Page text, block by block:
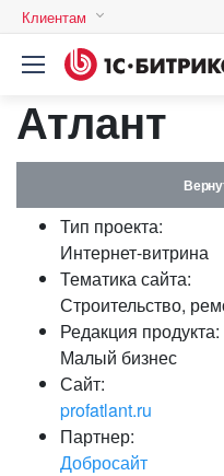
Клиентам
Атлант
Тип проекта:
Интернет-витрина
Тематика сайта:
Строительство,
Редакция продукта:
Малый бизнес
Сайт:
profatlant.ru
Партнер:
Добросайт